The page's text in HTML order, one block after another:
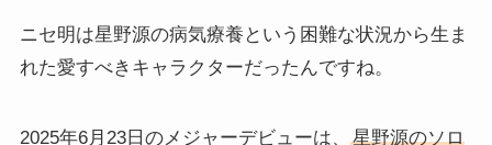
ニセ明は星野源の病気療養という困難な状況から生ま
れた愛すべきキャラクターだったんですね。
2025年6月23日のメジャーデビューは、
星野源のソロ